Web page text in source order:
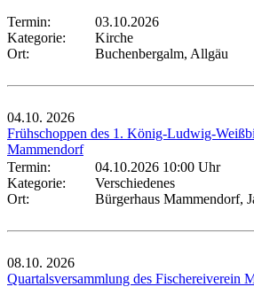
Termin:
03.10.2026
Kategorie:
Kirche
Ort:
Buchenbergalm, Allgäu
04.10. 2026
Frühschoppen des 1. König-Ludwig-
Mammendorf
Termin:
04.10.2026 10:00 Uhr
Kategorie:
Verschiedenes
Ort:
Bürgerhaus Mammendorf,
08.10. 2026
Quartalsversammlung des Fischereiverein